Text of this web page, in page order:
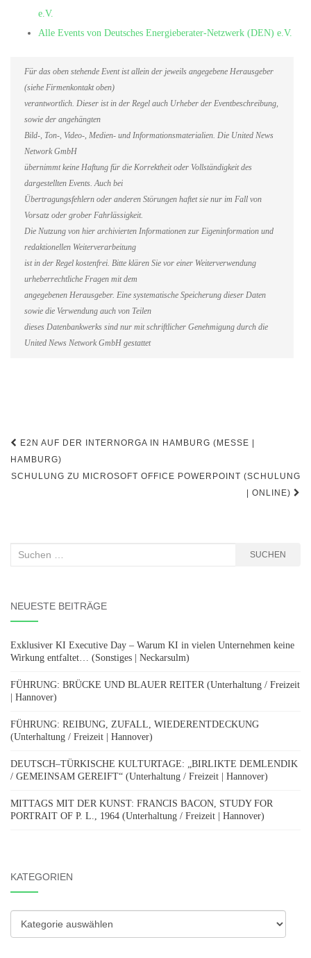
e.V.
Alle Events von Deutsches Energieberater-Netzwerk (DEN) e.V.
Für das oben stehende Event ist allein der jeweils angegebene Herausgeber
(siehe Firmenkontakt oben)
verantwortlich. Dieser ist in der Regel auch Urheber der Eventbeschreibung,
sowie der angehängten
Bild-, Ton-, Video-, Medien- und Informationsmaterialien. Die United News
Network GmbH
übernimmt keine Haftung für die Korrektheit oder Vollständigkeit des
dargestellten Events. Auch bei
Übertragungsfehlern oder anderen Störungen haftet sie nur im Fall von
Vorsatz oder grober Fahrlässigkeit.
Die Nutzung von hier archivierten Informationen zur Eigeninformation und
redaktionellen Weiterverarbeitung
ist in der Regel kostenfrei. Bitte klären Sie vor einer Weiterverwendung
urheberrechtliche Fragen mit dem
angegebenen Herausgeber. Eine systematische Speicherung dieser Daten
sowie die Verwendung auch von Teilen
dieses Datenbankwerks sind nur mit schriftlicher Genehmigung durch die
United News Network GmbH gestattet
Beitragsnavigation
E2N AUF DER INTERNORGA IN HAMBURG (MESSE |
HAMBURG)
SCHULUNG ZU MICROSOFT OFFICE POWERPOINT (SCHULUNG
| ONLINE)
Suchen
SUCHEN
NEUESTE BEITRÄGE
Exklusiver KI Executive Day – Warum KI in vielen Unternehmen keine
Wirkung entfaltet… (Sonstiges | Neckarsulm)
FÜHRUNG: BRÜCKE UND BLAUER REITER (Unterhaltung / Freizeit
| Hannover)
FÜHRUNG: REIBUNG, ZUFALL, WIEDERENTDECKUNG
(Unterhaltung / Freizeit | Hannover)
DEUTSCH–TÜRKISCHE KULTURTAGE: „BIRLIKTE DEMLENDIK
/ GEMEINSAM GEREIFT“ (Unterhaltung / Freizeit | Hannover)
MITTAGS MIT DER KUNST: FRANCIS BACON, STUDY FOR
PORTRAIT OF P. L., 1964 (Unterhaltung / Freizeit | Hannover)
KATEGORIEN
Kategorien